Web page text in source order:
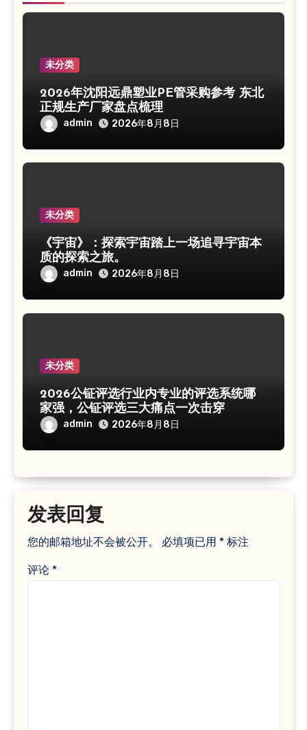
未分类
2026年沈阳远鼎塑业PE管采购参考 东北
正规生产厂家盘点梳理
admin 2026年8月8日
未分类
《宇宙》：探索宇宙踏上一场追寻宇宙本
质的探索之旅。
admin 2026年8月8日
未分类
2026公钲评选行业内专业的评选系统哪
家强，公钲评选三大痛点一次击穿
admin 2026年8月8日
发表回复
您的邮箱地址不会被公开。 必填项已用 *标注
评论 *